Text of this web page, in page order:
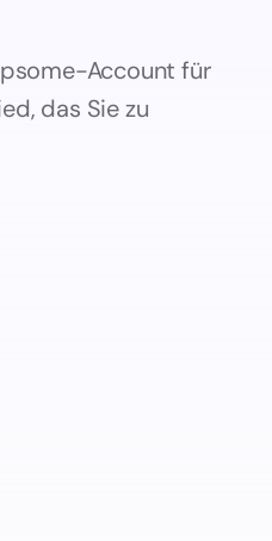
Account für
das Sie zu